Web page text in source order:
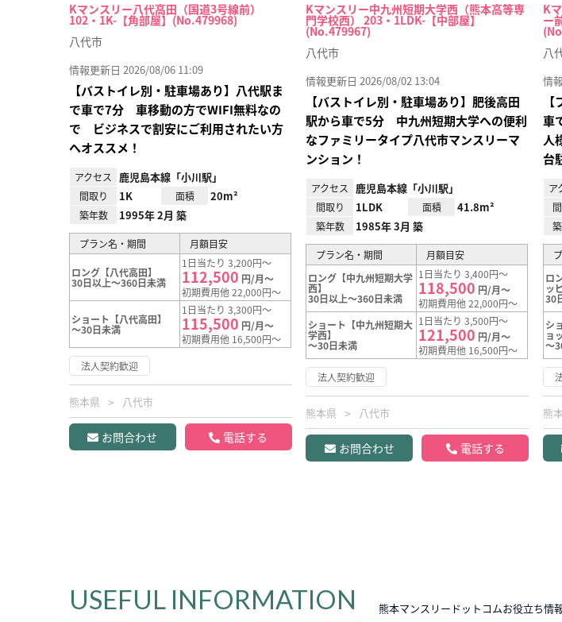
Kマンスリー八代高田（国道3号線前）
102・1K-【角部屋】(No.479968)
八代市
情報更新日 2026/08/06 11:09
【バストイレ別・駐車場あり】八代駅ま
で車で7分 車移動の方でWIFI無料なの
で ビジネスで割安にご利用されたい方
へオススメ！
アクセス 鹿児島本線「小川駅」
間取り 1K 面積 20m²
築年数 1995年 2月 築
プラン名・期間 月額目安
ロング【八代高田】
30日以上～360日未満
1日当たり 3,200円～
112,500 円/月～
初期費用他 22,000円～
ショート【八代高田】
～30日未満
1日当たり 3,300円～
115,500 円/月～
初期費用他 16,500円～
法人契約歓迎
熊本県 八代市
お問合わせ 電話する
Kマンスリー中九州短期大学西（熊本高等専
門学校西） 203・1LDK-【中部屋】
(No.479967)
八代市
情報更新日 2026/08/02 13:04
【バストイレ別・駐車場あり】肥後高田
駅から車で5分 中九州短期大学への便利
なファミリータイプ八代市マンスリーマ
ンション！
アクセス 鹿児島本線「小川駅」
間取り 1LDK 面積 41.8m²
築年数 1985年 3月 築
プラン名・期間
月額目安
ロング【中九州短期大学
西】
30日以上～360日未満
1日当たり 3,400円～
118,500 円/月～
初期費用他 22,000円～
ショート【中九州短期大
学西】
～30日未満
1日当たり 3,500円～
121,500 円/月～
初期費用他 16,500円～
法人契約歓迎
熊本県 八代市
お問合わせ 電話する
K
ー
八
情
車
人
台
ア
ロ
ッ
30
シ
ョ
～
熊
USEFUL INFORMATION 熊本マンスリードットコムお役立ち情